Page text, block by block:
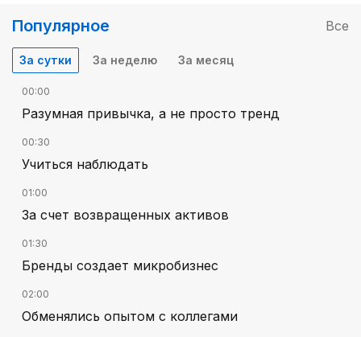
Популярное Все
За сутки За неделю За месяц
00:00
Разумная привычка, а не просто тренд
00:30
Учиться наблюдать
01:00
За счет возвращенных активов
01:30
Бренды создает микробизнес
02:00
Обменялись опытом с коллегами